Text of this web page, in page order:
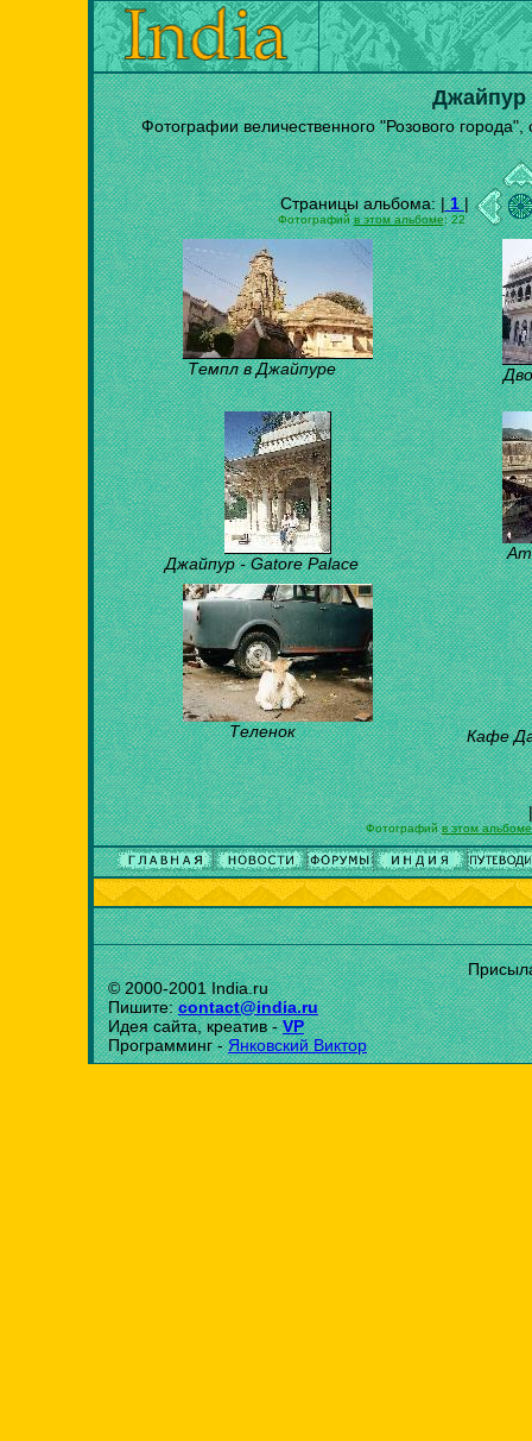
Джайпур
Фотографии величественного "Розового
Страницы альбома: |1|
Фотографийв этом альбоме: 22
Темпл в Джайпуре
Джайпур - Gatore Palace
Теленок Кафе
|
Фотографийв этом альбоме
© 2000-2001 India.ru
Пишите:contact@india.ru
Идея сайта, креатив -VP
Программинг -Янковский Виктор